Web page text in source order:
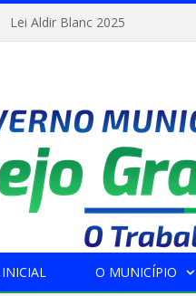
Lei Aldir Blanc 2025
O MUNICÍPIO